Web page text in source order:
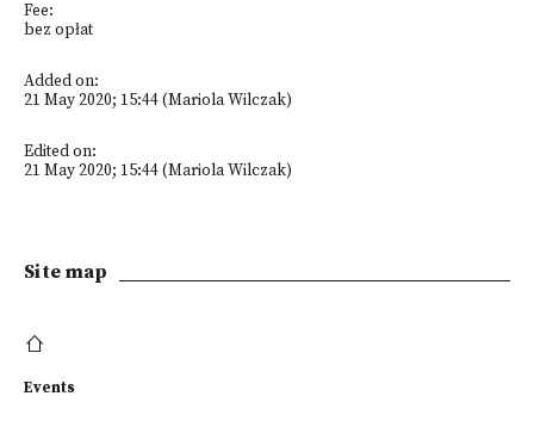
Fee:
bez opłat
Added on:
21 May 2020; 15:44 (Mariola Wilczak)
Edited on:
21 May 2020; 15:44 (Mariola Wilczak)
Site map
Events